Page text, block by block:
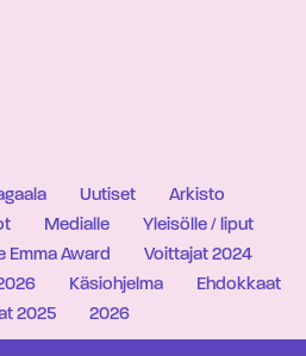
Uutiset
Arkisto
Medialle
Yleisölle / liput
Emma Award
Voittajat 2024
Käsiohjelma
Ehdokkaat
2025
2026